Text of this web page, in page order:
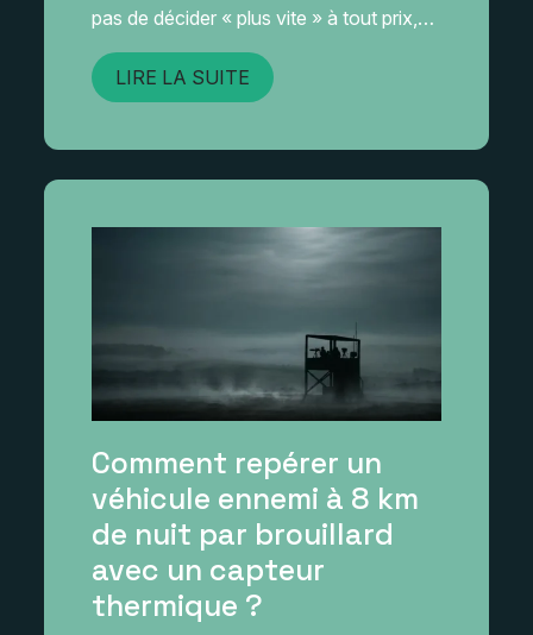
pas de décider « plus vite » à tout prix,…
LIRE LA SUITE
Comment repérer un
véhicule ennemi à 8 km
de nuit par brouillard
avec un capteur
thermique ?